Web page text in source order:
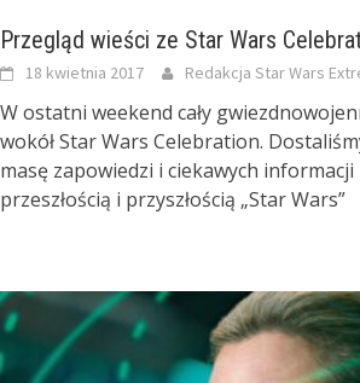
Przegląd wieści ze Star Wars
18 kwietnia 2017 Redakcja Star Wars
W ostatni weekend cały
wokół Star Wars Celebration.
masę zapowiedzi i ciekawych informacji
przeszłością i przyszłością „Star Wars”